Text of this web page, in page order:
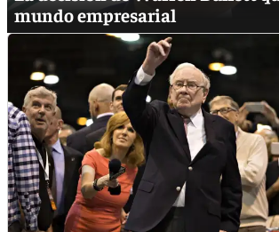
mundo empresarial